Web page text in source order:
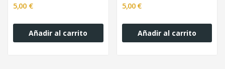
5,00 €
Añadir al carrito
5,00 €
Añadir al carrito